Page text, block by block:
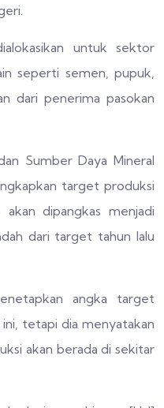
untuk sektor
seperti semen, pupuk,
dari penerima pasokan
Sumber Daya Mineral
target produksi
dipangkas menjadi
dari target tahun lalu
angka target
tetapi dia menyatakan
akan berada di sekitar